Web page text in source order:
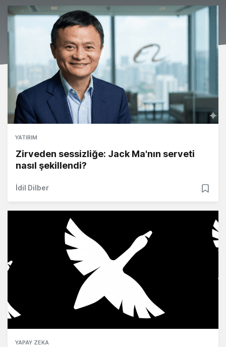
YATIRIM
Zirveden sessizliğe: Jack Ma'nın serveti
nasıl şekillendi?
İdil Dilber
YAPAY ZEKA